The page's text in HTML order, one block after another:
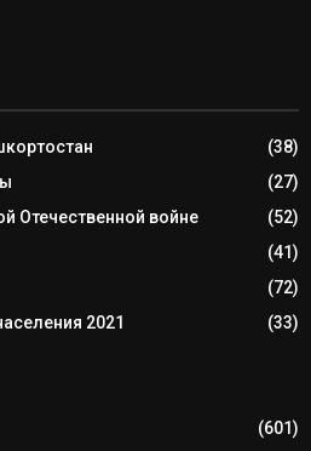
(38)
(27)
Отечественной войне
(52)
(41)
(72)
2021
(33)
(601)